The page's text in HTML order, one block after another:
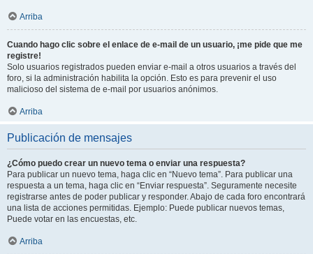
Arriba
Cuando hago clic sobre el enlace de e-mail de un usuario, ¡me pide que me
registre!
Solo usuarios registrados pueden enviar e-mail a otros usuarios a través del
foro, si la administración habilita la opción. Esto es para prevenir el uso
malicioso del sistema de e-mail por usuarios anónimos.
Arriba
Publicación de mensajes
¿Cómo puedo crear un nuevo tema o enviar una respuesta?
Para publicar un nuevo tema, haga clic en “Nuevo tema”. Para publicar una
respuesta a un tema, haga clic en “Enviar respuesta”. Seguramente necesite
registrarse antes de poder publicar y responder. Abajo de cada foro encontrará
una lista de acciones permitidas. Ejemplo: Puede publicar nuevos temas,
Puede votar en las encuestas, etc.
Arriba